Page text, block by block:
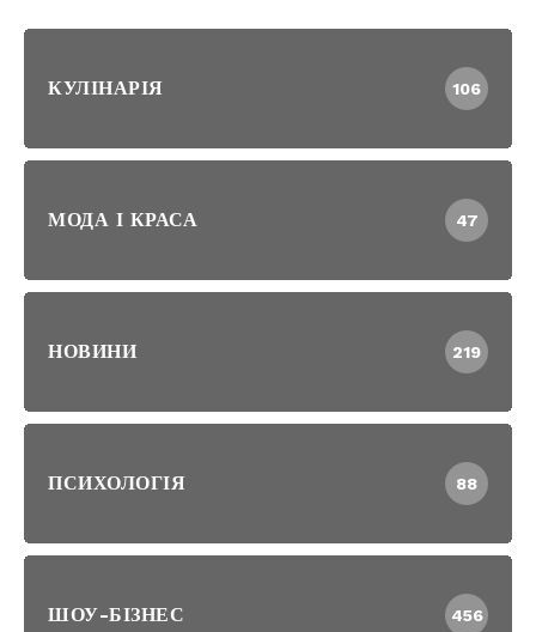
КУЛІНАРІЯ 106
МОДА І КРАСА 47
НОВИНИ 219
ПСИХОЛОГІЯ 88
ШОУ-БІЗНЕС 456